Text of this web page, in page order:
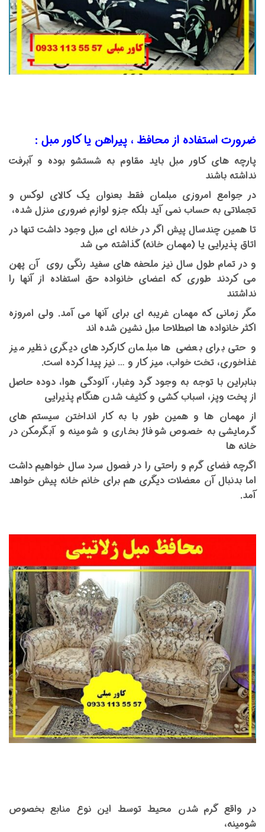
ضرورت استفاده از محافظ ، پیراهن یا کاور مبل :
پارچه های کاور مبل باید مقاوم به شستشو بوده و آبرفت
نداشته باشند
در جوامع امروزی مبلمان فقط بعنوان یک کالای لوکس و
تجملاتی به حساب نمی آید بلکه جزو لوازم ضروری منزل شده،
تا همین چندسال پیش اگر در خانه ای مبل وجود داشت تنها در
اتاق پذیرایی یا (مهمان خانه) گذاشته می شد
و در تمام طول سال نیز ملحفه های سفید رنگی روی آن پهن
می کردند طوری که اعضای خانواده حق استفاده از آنها را
نداشتند
مگر زمانی که مهمان غریبه ای برای آنها می آمد. ولی امروزه
اکثر خانواده ها اصطلاحا مبل نشین شده اند
و حتی برای بعضی ها مبلمان کارکردهای دیگری نظیر میز
غذاخوری، تخت خواب، میز کار و … نیز پیدا کرده است.
بنابراین با توجه به وجود گرد وغبار، آلودگی هوا، دوده حاصل
از پخت وپز، اسباب کشی و کثیف شدن هنگام پذیرایی
از مهمان ها و همین طور با به کار انداختن سیستم های
گرمایشی به خصوص شوفاژ بخاری و شومینه و آبگرمکن در
خانه ها
اگرچه فضای گرم و راحتی را در فصول سرد سال خواهیم داشت
اما بدنبال آن معضلات دیگری هم برای خانم خانه پیش خواهد
آمد.
در واقع گرم شدن محیط توسط این نوع منابع بخصوص
شومینه،